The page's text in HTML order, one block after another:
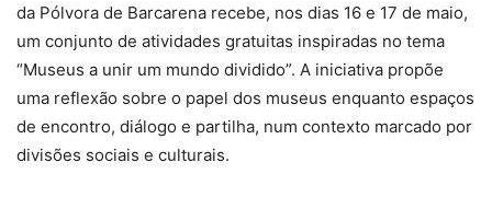
da Pólvora de Barcarena recebe, nos dias 16 e 17 de maio,
um conjunto de atividades gratuitas inspiradas no tema
“Museus a unir um mundo dividido”. A iniciativa propõe
uma reflexão sobre o papel dos museus enquanto espaços
de encontro, diálogo e partilha, num contexto marcado por
divisões sociais e culturais.